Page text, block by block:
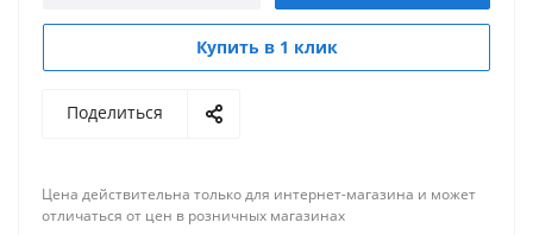
Купить в 1 клик
Поделиться
Цена действительна только для интернет-магазина и может
отличаться от цен в розничных магазинах